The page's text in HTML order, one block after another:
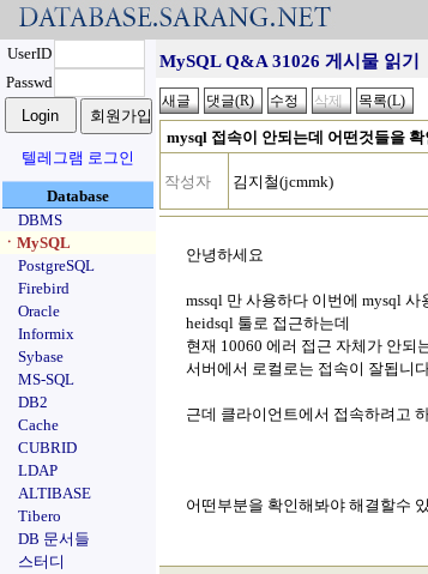
UserID
Passwd
텔레그램 로그인
Database
DBMS
ㆍMySQL
PostgreSQL
Firebird
Oracle
Informix
Sybase
MS-SQL
DB2
Cache
CUBRID
LDAP
ALTIBASE
Tibero
DB 문서들
스터디
MySQL Q&A 31026 게시물 읽기
mysql 접속이 안되는데 어떤것들을
작성자 김지철(jcmmk)
안녕하세요
mssql 만 사용하다 이번에 mysql
heidsql 툴로 접근하는데
현재 10060 에러 접근 자체가 안되
서버에서 로컬로는 접속이 잘됩니
근데 클라이언트에서 접속하려고
어떤부분을 확인해봐야 해결할수